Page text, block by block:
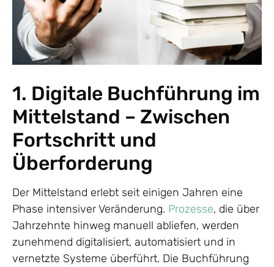
1. Digitale Buchführung im
Mittelstand – Zwischen
Fortschritt und
Überforderung
Der Mittelstand erlebt seit einigen Jahren eine
Phase intensiver Veränderung. Prozesse, die über
Jahrzehnte hinweg manuell abliefen, werden
zunehmend digitalisiert, automatisiert und in
vernetzte Systeme überführt. Die Buchführung